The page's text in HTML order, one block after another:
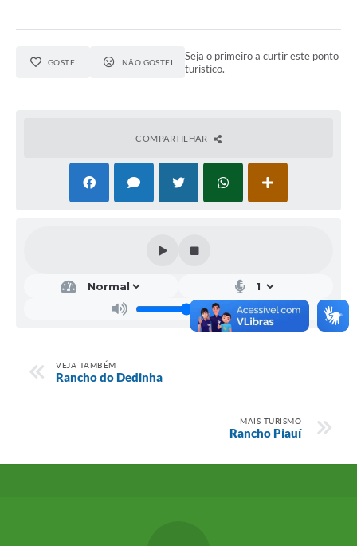
GOSTEI NÃO GOSTEI
Seja o primeiro a curtir este ponto
turístico.
COMPARTILHAR
VEJA TAMBÉM
Rancho do Dedinha
MAIS TURISMO
Rancho Piauí